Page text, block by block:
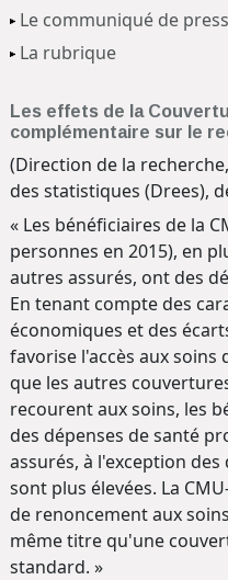
Le communiqué de
La rubrique
Les effets de la
complémentaire sur le
(Direction de la
des statistiques (Drees),
« Les bénéficiaires de la
personnes en 2015), en
autres assurés, ont des
En tenant compte des
économiques et des
favorise l'accès aux
que les autres
recourent aux soins, les
des dépenses de santé
assurés, à l'exception
sont plus élevées. La
de renoncement aux
même titre qu'une
standard. »